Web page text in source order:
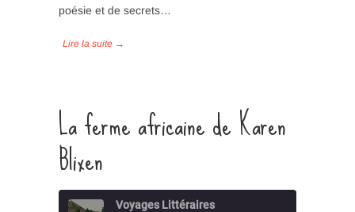
EMBED
poésie et de secrets…
La ferme africaine de Karen
Blixen
Voyages Littéraires